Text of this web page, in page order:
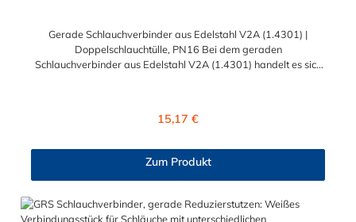
Gerade Schlauchverbinder aus Edelstahl V2A (1.4301) |
Doppelschlauchtülle, PN16 Bei dem geraden
Schlauchverbinder aus Edelstahl V2A (1.4301) handelt es sich
Schlauchverbinder ist somit ein idealer Verbinder für
sogenannte Tannenbaum (Rippung) der Stutzen gewährleistet
einen sicheren Halt des Schlauches. Gegebenenfalls kann eine
zusätzliche Sicherung der Verbindungsstelle durch eine
Schlauchschelle erforderlich sein. Sie erhalten diesen geraden
Edelstahl-Schlauchverbinder für 13mm (1/2"), 19mm (3/4"),
Regulärer Preis:
15,17 €
Zum Produkt